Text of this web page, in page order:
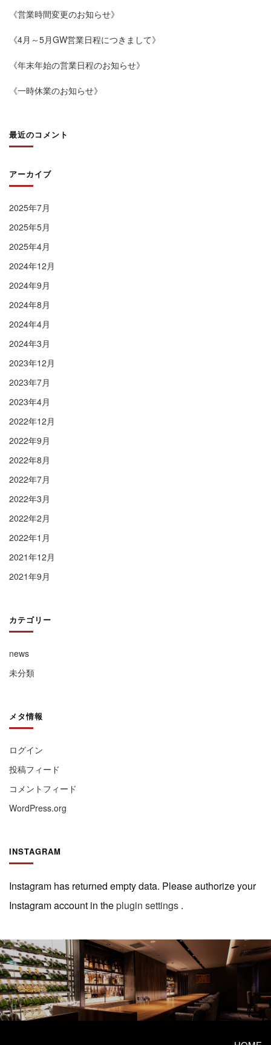
《営業時間変更のお知らせ》
《4月～5月GW営業日程につきまして》
《年末年始の営業日程のお知らせ》
《一時休業のお知らせ》
最近のコメント
アーカイブ
2025年7月
2025年5月
2025年4月
2024年12月
2024年9月
2024年8月
2024年4月
2024年3月
2023年12月
2023年7月
2023年4月
2022年12月
2022年9月
2022年8月
2022年7月
2022年3月
2022年2月
2022年1月
2021年12月
2021年9月
カテゴリー
news
未分類
メタ情報
ログイン
投稿フィード
コメントフィード
WordPress.org
INSTAGRAM
Instagram has returned empty data. Please authorize your
Instagram account in theplugin settings .